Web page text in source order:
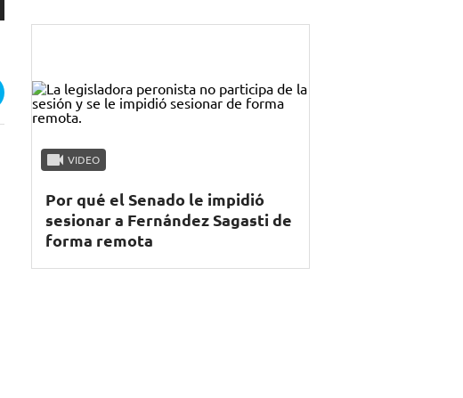
VIDEO
Por qué el Senado le impidió
sesionar a Fernández Sagasti de
forma remota